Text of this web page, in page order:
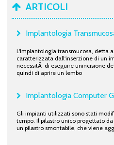
ARTICOLI
Implantologia
L'implantologia transmucosa, detta
caratterizzata dall'inserzione di un
necessitÃ di eseguire unincisione
quindi di aprire un lembo
Implantologia Computer
Gli impianti utilizzati sono stati
tempo. Il pilastro unico progettato
un pilastro smontabile, che viene